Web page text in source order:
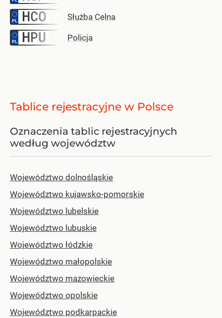
HCO Służba Celna
HPU Policja
Tablice rejestracyjne w Polsce
Oznaczenia tablic rejestracyjnych
według województw
Województwo dolnośląskie
Województwo kujawsko-pomorskie
Województwo lubelskie
Województwo lubuskie
Województwo łódzkie
Województwo małopolskie
Województwo mazowieckie
Województwo opolskie
Województwo podkarpackie